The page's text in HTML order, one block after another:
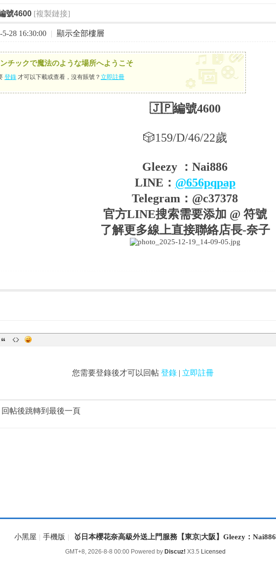
›
號4600 [複製鏈接]
28 16:30:00 | 顯示全部樓層
チックで魔法のような場所へようこそ
登錄 才可以下載或查看，沒有賬號？ 立即註冊
×
🇯🇵編號4600
🎲159/D/46/22歲
Gleezy ：Nai886
LINE： @656pqpap
Telegram：@c37378
官方LINE搜索需要添加 @ 符號
了解更多線上直接聯絡店長-奈子
您需要登錄後才可以回帖 登錄 | 立即註冊
回帖後跳轉到最後一頁
小黑屋 | 手機版 | 🥇日本櫻花奈高級外送上門服務【東京|大阪】Gleezy：Nai886
GMT+8, 2026-8-8 00:00Powered by Discuz! X3.5 Licensed